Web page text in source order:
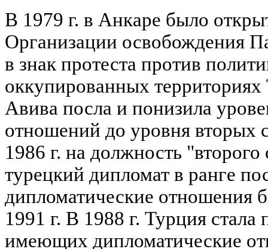
В 1979 г. в Анкаре было
Организации освобождения
в знак протеста против
оккупированных территориях
Авива посла и понизила
отношений до уровня вторых
1986 г. на должность
турецкий дипломат в ранге
дипломатические отношения
1991 г. В 1988 г. Турция стала
имеющих дипломатические